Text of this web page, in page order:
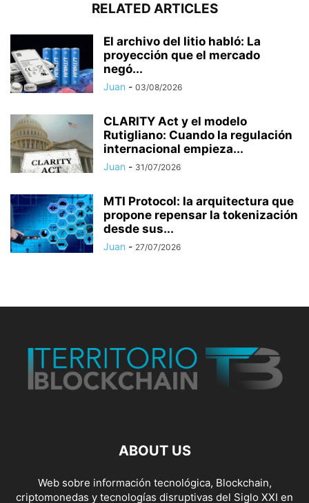
RELATED ARTICLES
El archivo del litio habló: La
proyección que el mercado
negó...
Juan - 03/08/2026
CLARITY Act y el modelo
Rutigliano: Cuando la regulación
internacional empieza...
Juan - 31/07/2026
MTI Protocol: la arquitectura que
propone repensar la tokenización
desde sus...
Juan - 27/07/2026
ABOUT US
Web sobre información tecnológica, Blockchain,
criptomonedas y tecnologías disruptivas del Siglo XXI en